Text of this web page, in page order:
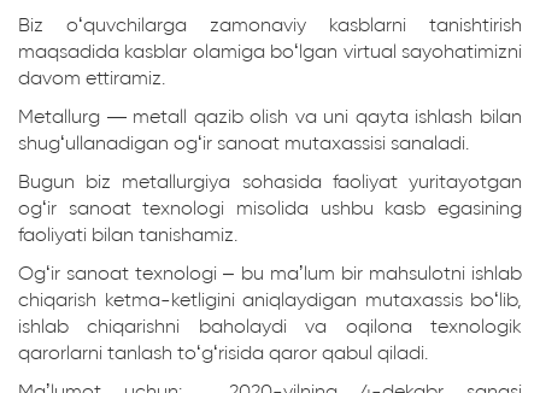
Biz oʻquvchilarga zamonaviy kasblarni tanishtirish
maqsadida kasblar olamiga boʻlgan virtual sayohatimizni
davom ettiramiz.
Metallurg — metall qazib olish va uni qayta ishlash bilan
shugʻullanadigan ogʻir sanoat mutaxassisi sanaladi.
Bugun biz metallurgiya sohasida faoliyat yuritayotgan
ogʻir sanoat texnologi misolida ushbu kasb egasining
faoliyati bilan tanishamiz.
Ogʻir sanoat texnologi – bu maʼlum bir mahsulotni ishlab
chiqarish ketma-ketligini aniqlaydigan mutaxassis boʻlib,
ishlab chiqarishni baholaydi va oqilona texnologik
qarorlarni tanlash toʻgʻrisida qaror qabul qiladi.